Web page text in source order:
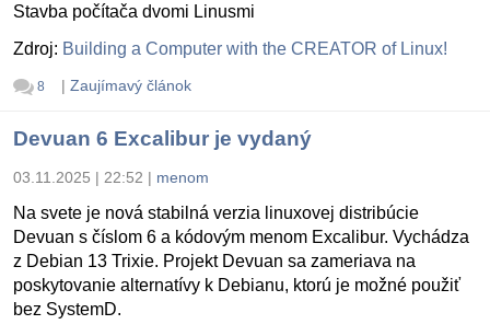
Stavba počítača dvomi Linusmi
Zdroj: Building a Computer with the CREATOR of Linux!
8 | Zaujímavý článok
Devuan 6 Excalibur je vydaný
03.11.2025 | 22:52 | menom
Na svete je nová stabilná verzia linuxovej distribúcie
Devuan s číslom 6 a kódovým menom Excalibur. Vychádza
z Debian 13 Trixie. Projekt Devuan sa zameriava na
poskytovanie alternatívy k Debianu, ktorú je možné použiť
bez SystemD.